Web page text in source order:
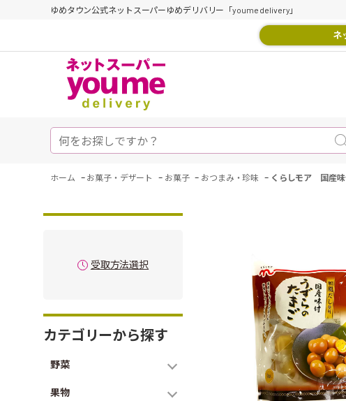
ゆめタウン公式ネットスーパーゆめデリバリー「youme delivery」
ネ
ホーム - お菓子・デザート - お菓子 - おつまみ・珍味 - くらしモア 国産
受取方法選択
カテゴリーから探す
野菜
果物